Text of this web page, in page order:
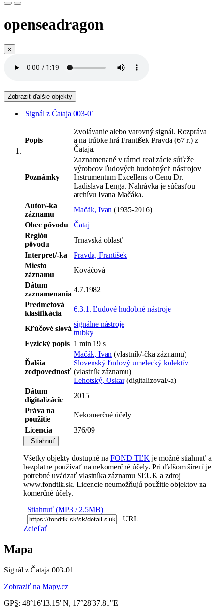
openseadragon
×
Zobraziť ďalšie objekty
Signál z Čataja 003-01
Popis
Zvolávanie alebo varovný signál. Rozpráva
a na trúbke hrá František Pravda (67 r.) z
Čataja.
Poznámky
Zaznamenané v rámci realizácie súťaže
výrobcov ľudových hudobných nástrojov
Instrumentum Excellens o Cenu Dr.
Ladislava Lenga. Nahrávka je súčasťou
archívu Ivana Mačáka.
Autor/-ka
záznamu
Mačák, Ivan (1935-2016)
Obec pôvodu
Čataj
Región
pôvodu
Trnavská oblasť
Interpret/-ka
Pravda, František
Miesto
záznamu
Kováčová
Dátum
zaznamenania
4.7.1982
Predmetová
klasifikácia
6.3.1. Ľudové hudobné nástroje
Kľúčové slová
signálne nástroje
trubky
Fyzický popis 1 min 19 s
Ďalšia
zodpovednosť
Mačák, Ivan (vlastník/-čka záznamu)
Slovenský ľudový umelecký kolektív
(vlastník záznamu)
Lehotský, Oskar(digitalizoval/-a)
Dátum
digitalizácie
2015
Práva na
použitie
Nekomerčné účely
Licencia
376/09
Stiahnuť
Všetky objekty dostupné na FOND TĽK je možné stiahnuť a
bezplatne používať na nekomerčné účely. Pri ďalšom šírení je
potrebné uvádzať vlastníka záznamu SĽUK a zdroj
www.fondtlk.sk. Licencie neumožňujú použitie objektov na
komerčné účely.
Stiahnuť (MP3 / 2.5MB)
URL
Zdieľať
Mapa
Signál z Čataja 003-01
Zobraziť na Mapy.cz
GPS: 48°16'13.15"N, 17°28'37.81"E